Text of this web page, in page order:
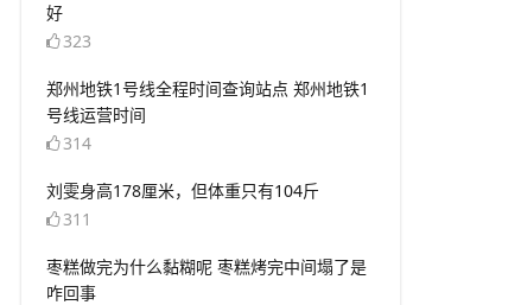
好
323
​郑州地铁1号线全程时间查询站点 郑州地铁1
号线运营时间
314
​刘雯身高178厘米，但体重只有104斤
311
​枣糕做完为什么黏糊呢 枣糕烤完中间塌了是
咋回事